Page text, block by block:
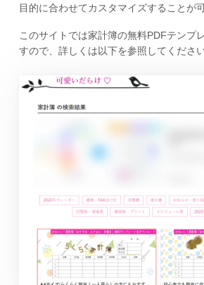
目的に合わせてカスタマイズすることが
このサイトでは家計簿の無料PDFテンプ
すので、詳しくは以下を参照してください